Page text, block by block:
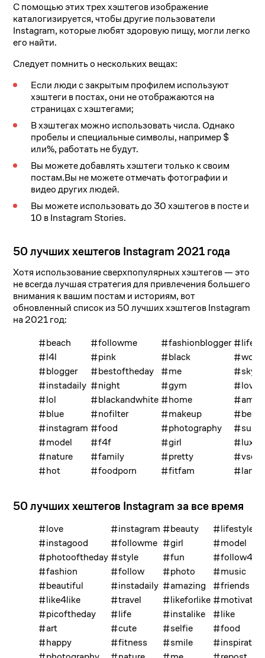
С помощью этих трех хэштегов изображение
каталогизируется, чтобы другие пользователи
Instagram, которые любят здоровую пищу, могли легко
его найти.
Следует помнить о нескольких вещах:
Если люди с закрытым профилем используют
хэштеги в постах, они не отображаются на
страницах с хэштегами;
В хэштегах можно использовать числа. Однако
пробелы и специальные символы, например $
или%, работать не будут.
Вы можете добавлять хэштеги только к своим
постам.Вы не можете отмечать фотографии и
видео других людей.
Вы можете использовать до 30 хэштегов в посте и
10 в Instagram Stories.
50 лучших хештегов Instagram 2021 года
Хотя использование сверхпопулярных хэштегов — это
не всегда лучшая стратегия для привлечения большего
внимания к вашим постам и историям, вот
обновленный список из 50 лучших хэштегов Instagram
на 2021 год:
#beach
#followme #fashionblogger
#l4l
#pink #black
#work
#blogger
#bestoftheday #me
#sky
#instadaily #night #gym
#love
#lol
#blackandwhite #home
#blue
#nofilter #makeup
#instagram #food #photography
#sun
#model
#f4f #girl
#nature
#family #pretty
#vsco
#hot
#foodporn #fitfam
50 лучших хештегов Instagram за все время
#love #instagram #beauty
#lifestyle
#instagood
#followme #girl
#model
#photooftheday #style #fun
#fashion
#follow #photo
#music
#beautiful
#instadaily #amazing
#friends
#like4like
#travel #likeforlike
#picoftheday
#life #instalike
#like
#art
#cute #selfie
#food
#happy
#fitness #smile
#inspiration